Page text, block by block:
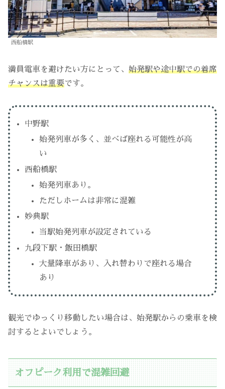
西船橋駅
満員電車を避けたい方にとって、 始発駅や途中駅での着席
チャンスは重要です。
中野駅
始発列車が多く、並べば座れる可能性が高
い
西船橋駅
始発列車あり。
ただしホームは非常に混雑
妙典駅
当駅始発列車が設定されている
九段下駅・飯田橋駅
大量降車があり、入れ替わりで座れる場合
あり
観光でゆっくり移動したい場合は、始発駅からの乗車を検
討するとよいでしょう。
オフピーク利用で混雑回避